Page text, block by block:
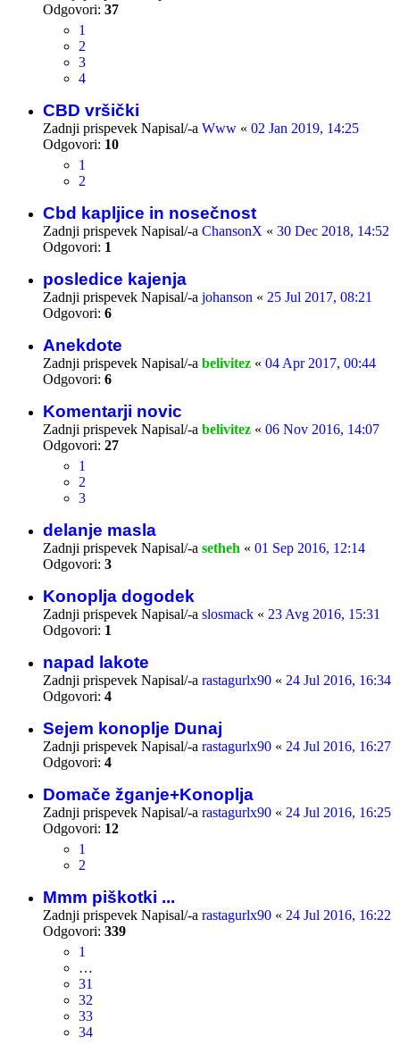
Odgovori: 37
1
2
3
4
CBD vršički
Zadnji prispevek Napisal/-a Www « 02 Jan 2019, 14:25
Odgovori: 10
1
2
Cbd kapljice in nosečnost
Zadnji prispevek Napisal/-a ChansonX « 30 Dec 2018, 14:52
Odgovori: 1
posledice kajenja
Zadnji prispevek Napisal/-a johanson « 25 Jul 2017, 08:21
Odgovori: 6
Anekdote
Zadnji prispevek Napisal/-a belivitez « 04 Apr 2017, 00:44
Odgovori: 6
Komentarji novic
Zadnji prispevek Napisal/-a belivitez « 06 Nov 2016, 14:07
Odgovori: 27
1
2
3
delanje masla
Zadnji prispevek Napisal/-a setheh « 01 Sep 2016, 12:14
Odgovori: 3
Konoplja dogodek
Zadnji prispevek Napisal/-a slosmack « 23 Avg 2016, 15:31
Odgovori: 1
napad lakote
Zadnji prispevek Napisal/-a rastagurlx90 « 24 Jul 2016, 16:34
Odgovori: 4
Sejem konoplje Dunaj
Zadnji prispevek Napisal/-a rastagurlx90 « 24 Jul 2016, 16:27
Odgovori: 4
Domače žganje+Konoplja
Zadnji prispevek Napisal/-a rastagurlx90 « 24 Jul 2016, 16:25
Odgovori: 12
1
2
Mmm piškotki ...
Zadnji prispevek Napisal/-a rastagurlx90 « 24 Jul 2016, 16:22
Odgovori: 339
1
…
31
32
33
34